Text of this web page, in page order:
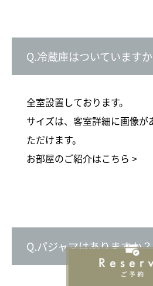
Q.冷蔵庫はついています
全室設置しております。
サイズは、客室詳細に画像が
ただけます。
お部屋のご紹介はこちら >
Q.パジャマはありますか？